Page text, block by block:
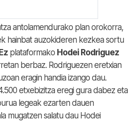
antolamendurako plan orokorra,
hainbat auzokideren kezkea sortu
plataformako Hodei Rodriguez
berbaz. Rodriguezen eretxian
eragin handia izango dau.
etxebizitza eregi gura dabez eta
legeak ezarten dauen
mugatzen salatu dau Hodei